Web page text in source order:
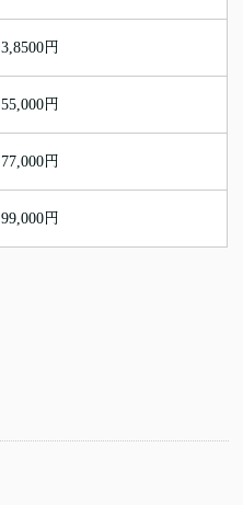
3,8500円
55,000円
77,000円
99,000円